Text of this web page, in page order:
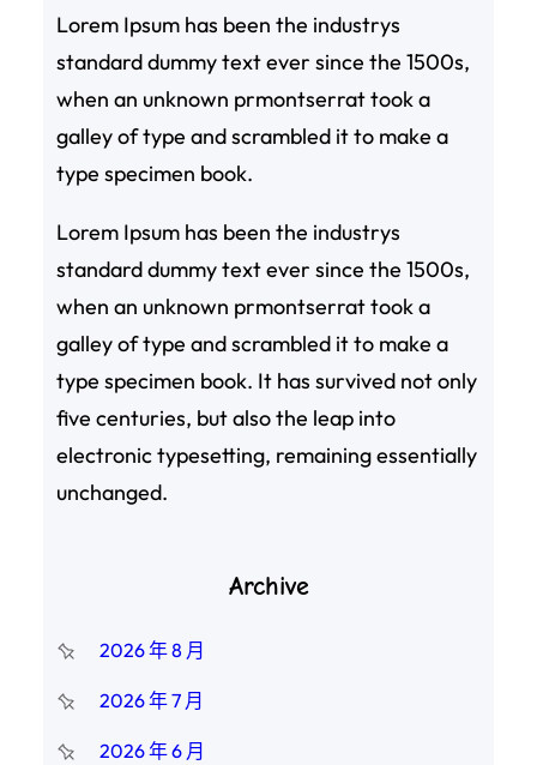
Lorem Ipsum has been the industrys
standard dummy text ever since the 1500s,
when an unknown prmontserrat took a
galley of type and scrambled it to make a
type specimen book.
Lorem Ipsum has been the industrys
standard dummy text ever since the 1500s,
when an unknown prmontserrat took a
galley of type and scrambled it to make a
type specimen book. It has survived not only
five centuries, but also the leap into
electronic typesetting, remaining essentially
unchanged.
Archive
2026 年 8 月
2026 年 7 月
2026 年 6 月